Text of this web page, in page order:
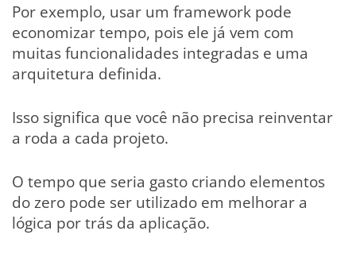
Por exemplo, usar um framework pode
economizar tempo, pois ele já vem com
muitas funcionalidades integradas e uma
arquitetura definida.
Isso significa que você não precisa reinventar
a roda a cada projeto.
O tempo que seria gasto criando elementos
do zero pode ser utilizado em melhorar a
lógica por trás da aplicação.